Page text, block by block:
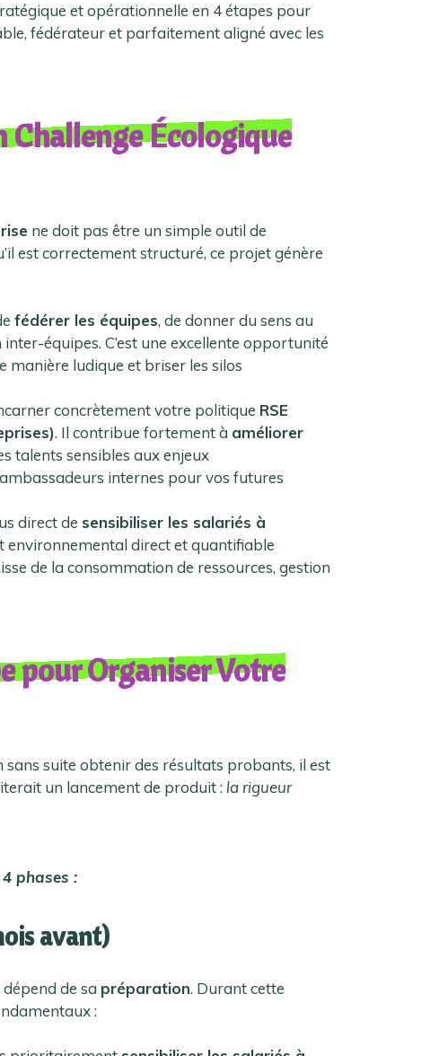
et opérationnelle en 4 étapes pour
fédérateur et parfaitement aligné avec les
Challenge Écologique
ne doit pas être un simple outil de
est correctement structuré, ce projet génère
fédérer les équipes, de donner du sens au
équipes. C’est une excellente opportunité
manière ludique et briser les silos
concrètement votre politique RSE
. Il contribue fortement à améliorer
talents sensibles aux enjeux
internes pour vos futures
direct desensibiliser les salariés à
environnemental direct et quantifiable
de la consommation de ressources, gestion
pour Organiser Votre
sans suite obtenir des résultats probants, il est
un lancement de produit : la rigueur
phases :
avant)
dépend de sa préparation. Durant cette
: